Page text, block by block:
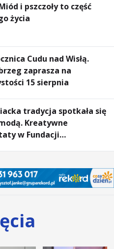
i pszczoły to część
życia
Cudu nad Wisłą.
zaprasza na
15 sierpnia
tradycja spotkała się
Kreatywne
w Fundacji